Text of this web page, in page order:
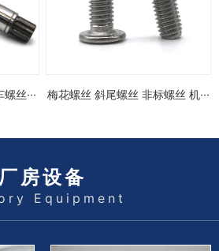
丝··· 梅花螺丝 斜尾螺丝 非标螺丝 机···
厂房设备
Equipment